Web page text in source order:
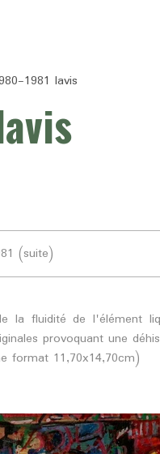
1981 lavis
(suite)
la fluidité de l'élément
provoquant une
format 11,70x14,70cm)